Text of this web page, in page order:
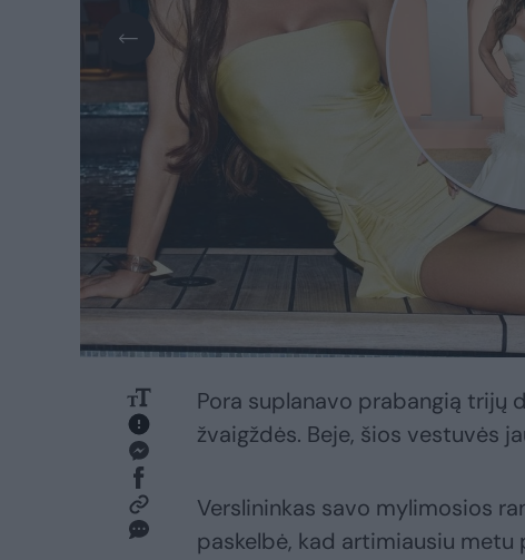
Pora suplanavo prabangią trijų
žvaigždės. Beje, šios vestuvės
Verslininkas savo mylimosios
paskelbė, kad artimiausiu